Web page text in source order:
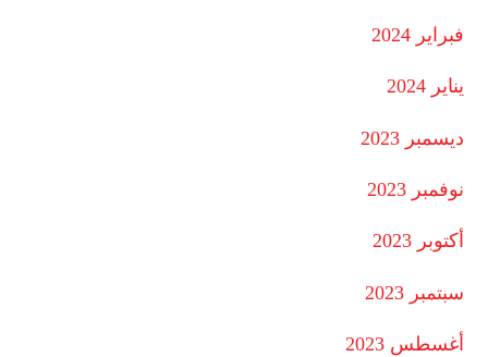
فبراير 2024
يناير 2024
ديسمبر 2023
نوفمبر 2023
أكتوبر 2023
سبتمبر 2023
أغسطس 2023